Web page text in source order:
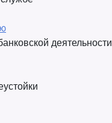
деятельности